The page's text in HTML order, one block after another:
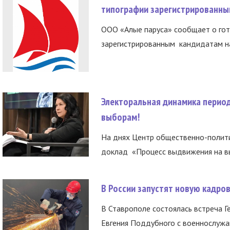
типографии
ООО «Алые паруса» сообщает о
зарегистрированным кандидатам
Электоральная динамика
выборам!
На днях Центр общественно-
доклад «Процесс выдвижения на
В России запустят новую
В Ставрополе состоялась встреча
Евгения Поддубного с